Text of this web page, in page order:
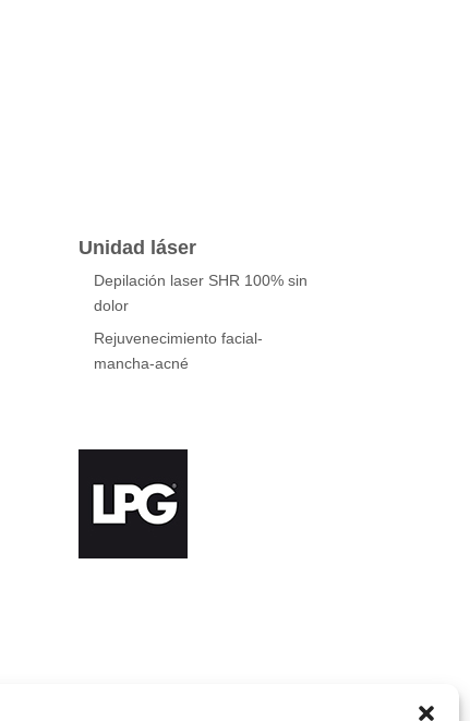
Unidad láser
Depilación laser SHR 100% sin
dolor
Rejuvenecimiento facial-
mancha-acné